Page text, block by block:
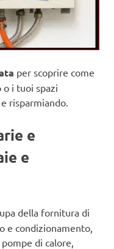
per scoprire come
o i tuoi spazi
risparmiando.
e
e
della fornitura di
e condizionamento,
di calore,